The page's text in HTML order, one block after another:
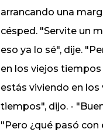
arrancando una
césped. "Servite un
eso ya lo sé", dije.
en los viejos tiempos
estás viviendo en los
tiempos", dijo. -
"Pero ¿qué pasó con